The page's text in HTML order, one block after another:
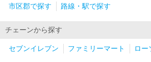
市区郡で探す 路線・駅で探す
チェーンから探す
セブンイレブン ファミリーマート ロー